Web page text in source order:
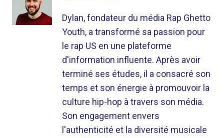
Dylan, fondateur du média Rap Ghetto
Youth, a transformé sa passion pour
le rap US en une plateforme
d'information influente. Après avoir
terminé ses études, il a consacré son
temps et son énergie à promouvoir la
culture hip-hop à travers son média.
Son engagement envers
l'authenticité et la diversité musicale